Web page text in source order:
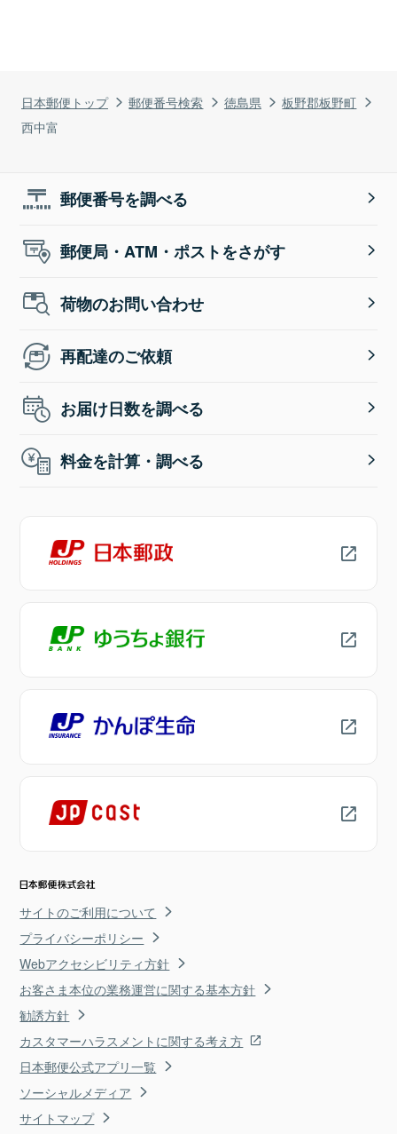
日本郵便トップ 郵便番号検索 徳島県
板野郡板野町
西中富
郵便番号を調べる
郵便局・ATM・ポストをさがす
荷物のお問い合わせ
再配達のご依頼
お届け日数を調べる
料金を計算・調べる
サイトのご利用について
プライバシーポリシー
Webアクセシビリティ方針
お客さま本位の業務運営に関する基本方針
勧誘方針
カスタマーハラスメントに関する考え方
日本郵便公式アプリ一覧
ソーシャルメディア
サイトマップ